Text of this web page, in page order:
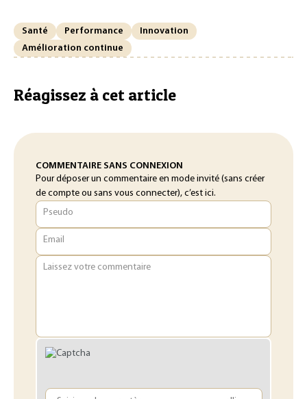
Santé Performance
Innovation
Amélioration continue
Réagissez à cet article
COMMENTAIRE SANS CONNEXION
Pour déposer un commentaire en mode invité (sans créer
de compte ou sans vous connecter), c’est ici.
Pseudo
Email
Laissez votre commentaire